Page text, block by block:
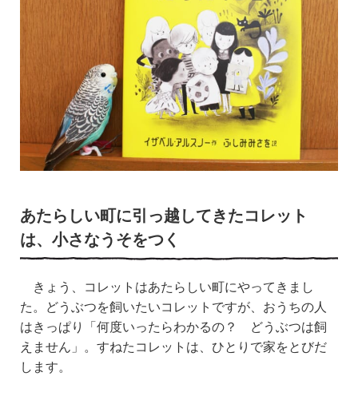
あたら しい町に引っ越してきたコレット
は、小さなうそをつく
きょう、コレットはあたらしい町にやってきまし
た。どうぶつを飼いたいコレットですが、おうちの人
はきっぱり「何度いったらわかるの？ どうぶつは飼
えません」。すねたコレットは、ひとりで家をとびだ
し ます。